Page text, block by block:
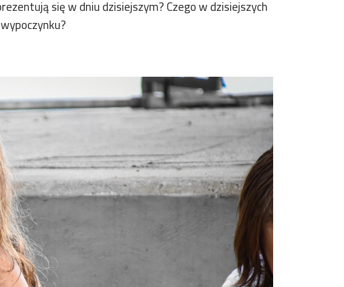
się w dniu dzisiejszym? Czego w dzisiejszych